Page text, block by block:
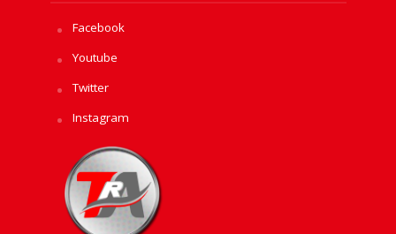
Facebook
Youtube
Twitter
Instagram